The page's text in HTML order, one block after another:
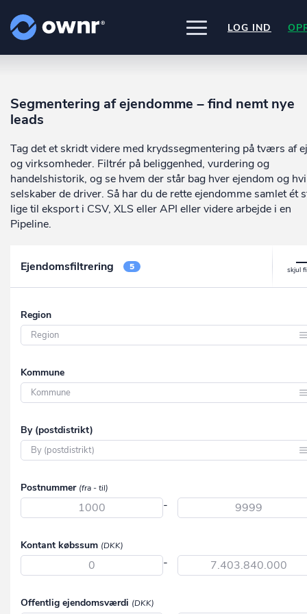
PRODUKTER
ownr Insights
ownr Ajour
Hold dig opdateret og compliant
ownr Pipeline
Sæt strøm til dit nysalg
Identificer salgsklare kundeemner
Bygnings- og Boligregisteret
Geodatastyrelsen
Vurderingsstyrelsen
Danmarks adresser
Mange flere på vej
INTEGRATIONER
Pipedrive
Kommer snart
ownr API
Kun fantasien sætter grænsen
Data i begge retninger
Ownr opdatere ikke bare dine
systemer, vi giver dig også
arbejde med dine kunder i vores
innovative produkter somPipeline
Ajour.
PRISER
OM OWNR
LOG IND
Segmentering af ejendomme – find nemt nye
leads
Tag det et skridt videre med krydssegmentering på tværs af
og virksomheder. Filtrér på beliggenhed, vurdering og
handelshistorik, og se hvem der står bag hver ejendom og
selskaber de driver. Så har du de rette ejendomme samlet ét
lige til eksport i CSV, XLS eller API eller videre arbejde i en
Pipeline.
Ejendomsfiltrering 5
Region
Region Midtjylland
Region Nordjylland
Region Syddanmark
Region Sjælland
Kommune
Aalborg
Aarhus
Albertslund
Allerød
Assens
By (postdistrikt)
Aabybro
Aakirkeby
Aalborg
Aalborg SV
Aalborg SØ
Postnummer (fra - til)
-
Kontant købssum (DKK)
-
Offentlig ejendomsværdi (DKK)